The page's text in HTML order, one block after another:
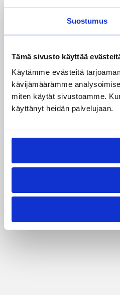
Suostumus
Tämä sivusto käyttää
Käytämme evästeitä
kävijämäärämme
miten käytät sivustoamme.
käyttänyt heidän palvelujaan.